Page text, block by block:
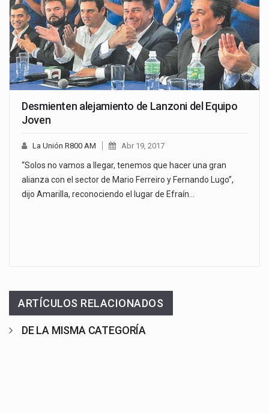
Desmienten alejamiento de Lanzoni del Equipo
Joven
La Unión R800 AM Abr 19, 2017
“Solos no vamos a llegar, tenemos que hacer una gran
alianza con el sector de Mario Ferreiro y Fernando Lugo”,
dijo Amarilla, reconociendo el lugar de Efraín…
ARTÍCULOS RELACIONADOS
DE LA MISMA CATEGORÍA